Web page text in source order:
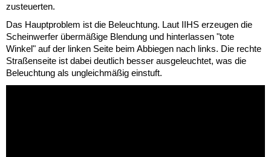
zusteuerten.
Das Hauptproblem ist die Beleuchtung. Laut IIHS erzeugen die
Scheinwerfer übermäßige Blendung und hinterlassen "tote
Winkel" auf der linken Seite beim Abbiegen nach links. Die rechte
Straßenseite ist dabei deutlich besser ausgeleuchtet, was die
Beleuchtung als ungleichmäßig einstuft.